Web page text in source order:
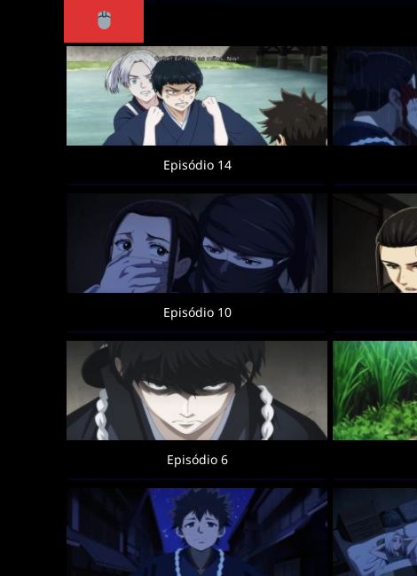
Episódio 14
Episódio 10
Episódio 6